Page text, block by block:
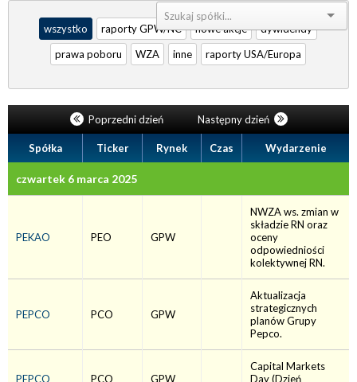
Sortuj:
wszystko
raporty GPW/NC nowe akcje
dywidendy
prawa poboru
WZA inne raporty USA/Europa
Poprzedni dzień Następny dzień
Spółka Ticker Rynek Czas Wydarzenie
czwartek 6 marca 2025
PEKAO PEO GPW
NWZA ws. zmian w
składzie RN oraz
oceny
odpowiedniości
kolektywnej RN.
PEPCO PCO GPW
Aktualizacja
strategicznych
planów Grupy
Pepco.
PEPCO PCO GPW
Capital Markets
Day (Dzień